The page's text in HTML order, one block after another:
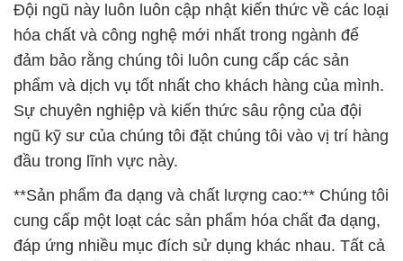
Đội ngũ này luôn luôn cập nhật kiến thức về các loại
hóa chất và công nghệ mới nhất trong ngành để
đảm bảo rằng chúng tôi luôn cung cấp các sản
phẩm và dịch vụ tốt nhất cho khách hàng của mình.
Sự chuyên nghiệp và kiến thức sâu rộng của đội
ngũ kỹ sư của chúng tôi đặt chúng tôi vào vị trí hàng
đầu trong lĩnh vực này.
**Sản phẩm đa dạng và chất lượng cao:** Chúng tôi
cung cấp một loạt các sản phẩm hóa chất đa dạng,
đáp ứng nhiều mục đích sử dụng khác nhau. Tất cả